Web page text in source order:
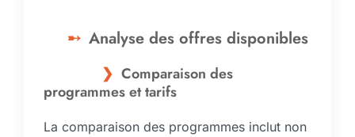
Analyse des offres disponibles
Comparaison des
programmes et tarifs
La comparaison des programmes inclut non